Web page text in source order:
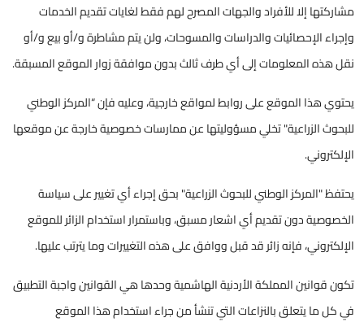
مشاركتها إلا للأفراد والجهات ‏المصرح لهم فقط لغايات تقديم الخدمات
وإجراء الإحصائيات والدراسات والمسوحات، ولن يتم مشاطرة و/أو بيع و/أو
نقل هذه المعلومات إلى أي طرف ثالث بدون موافقة زوار الموقع المسبقة.
يحتوي هذا الموقع على روابط لمواقع خارجية، وعليه فإن “المركز الوطني
للبحوث الزراعية" تخلي مسؤوليتها عن ممارسات خصوصية خارجة عن موقعها
الإلكتروني.
يحتفظ "المركز الوطني للبحوث الزراعية" بحق إجراء أي تغيير على سياسة
الخصوصية دون تقديم أي اشعار مسبق، وباستمرار استخدام الزائر للموقع
الإلكتروني، فإنه زائر قد قبل ووافق على هذه التغييرات وما يترتب عليها.
‏تكون قوانين المملكة الأردنية الهاشمية وحدها هي القوانين واجبة التطبيق
في كل ما يتعلق بالنزاعات التي تنشأ من جراء استخدام هذا الموقع